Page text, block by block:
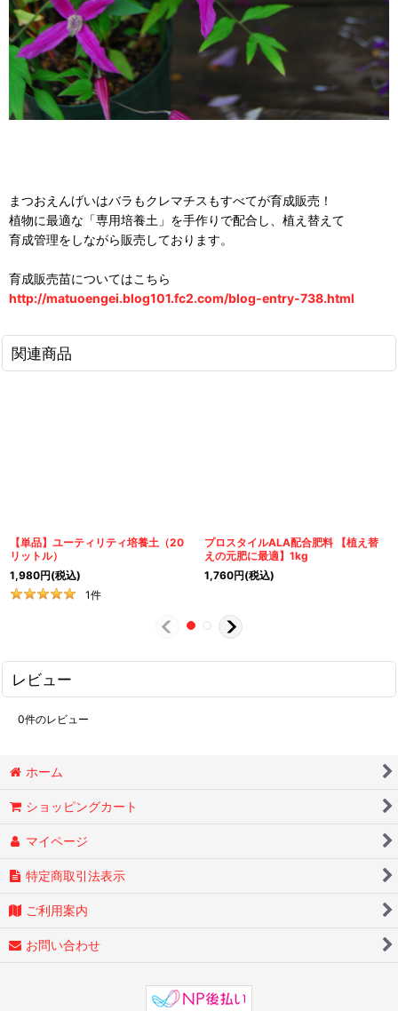
まつおえんげいはバラもクレマチスもすべてが育成販売！
植物に最適な「専用培養土」を手作りで配合し、植え替えて
育成管理をしながら販売しております。
育成販売苗についてはこちら
http://matuoengei.blog101.fc2.com/blog-entry-738.html
関連商品
【単品】ユーティリティ培養土（20
リットル）
1,980円(税込)
1件
プロスタイルALA配合肥料 【植え替
えの元肥に最適】1kg
1,760円(税込)
レビュー
0件のレビュー
ホーム
ショッピングカート
マイページ
特定商取引法表示
ご利用案内
お問い合わせ